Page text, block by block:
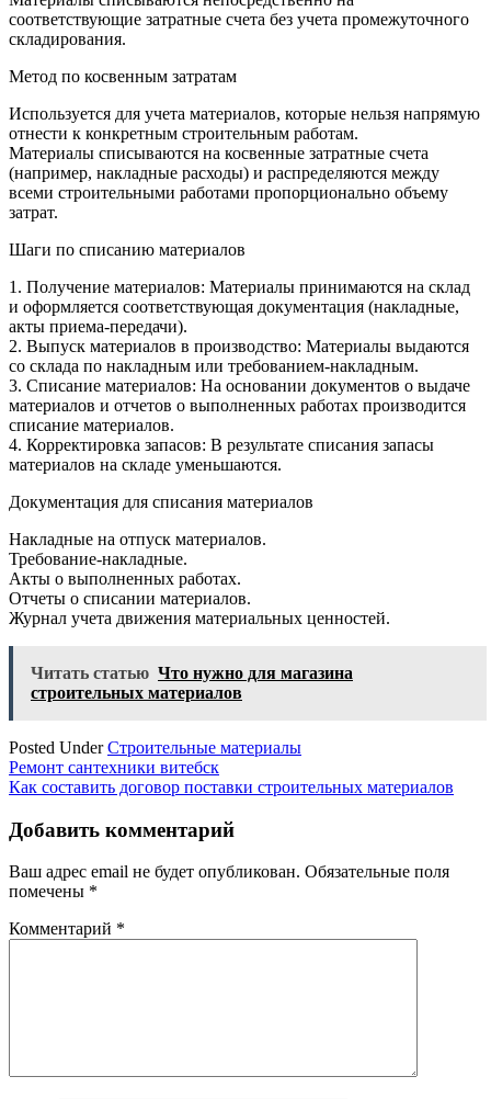
соответствующие затратные счета без учета промежуточного
складирования.
Метод по косвенным затратам
Используется для учета материалов, которые нельзя напрямую
отнести к конкретным строительным работам.
Материалы списываются на косвенные затратные счета
(например, накладные расходы) и распределяются между
всеми строительными работами пропорционально объему
затрат.
Шаги по списанию материалов
1. Получение материалов: Материалы принимаются на склад
и оформляется соответствующая документация (накладные,
акты приема-передачи).
2. Выпуск материалов в производство: Материалы выдаются
со склада по накладным или требованием-накладным.
3. Списание материалов: На основании документов о выдаче
материалов и отчетов о выполненных работах производится
списание материалов.
4. Корректировка запасов: В результате списания запасы
материалов на складе уменьшаются.
Документация для списания материалов
Накладные на отпуск материалов.
Требование-накладные.
Акты о выполненных работах.
Отчеты о списании материалов.
Журнал учета движения материальных ценностей.
Читать статью Что нужно для магазина
строительных материалов
Posted UnderСтроительные материалы
Навигация
по
записям
Ремонт сантехники витебск
Как составить договор поставки строительных материалов
Добавить комментарий
Ваш адрес email не будет опубликован. Обязательные поля
помечены *
Комментарий *